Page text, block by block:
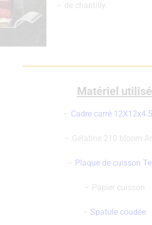
– de chantilly.
Matériel utilisé
– Cadre carré
– Gélatine 210 bloom
– Plaque de cuisson
– Papier cuisson
– Spatule coudée